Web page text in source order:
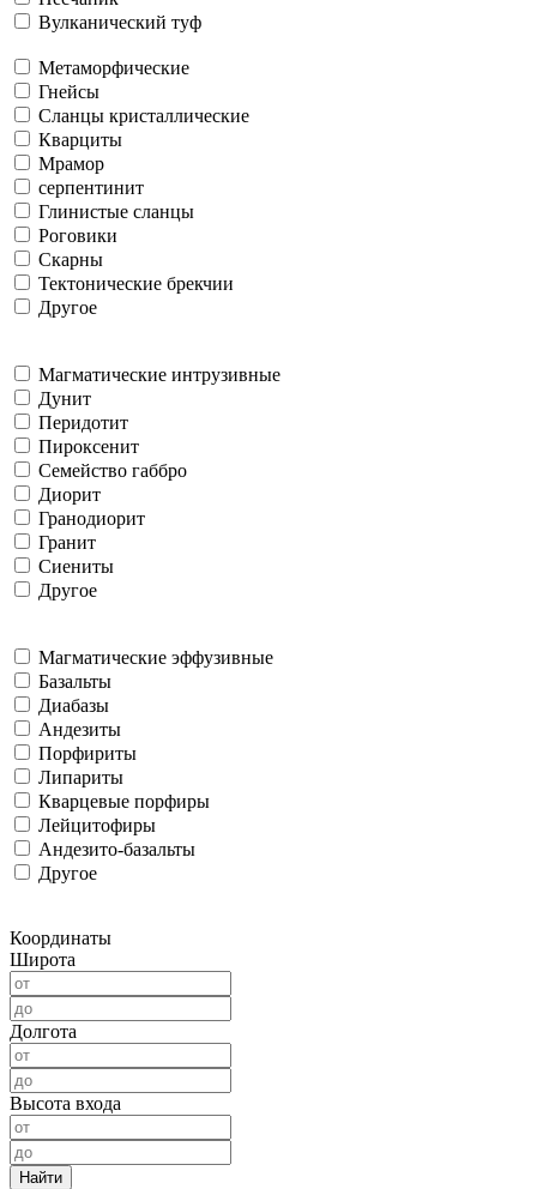
Вулканический туф
Метаморфические
Гнейсы
Сланцы кристаллические
Кварциты
Мрамор
серпентинит
Глинистые сланцы
Роговики
Скарны
Тектонические брекчии
Другое
Магматические интрузивные
Дунит
Перидотит
Пироксенит
Семейство габбро
Диорит
Гранодиорит
Гранит
Сиениты
Другое
Магматические эффузивные
Базальты
Диабазы
Андезиты
Порфириты
Липариты
Кварцевые порфиры
Лейцитофиры
Андезито-базальты
Другое
Координаты
Широта
Долгота
Высота входа